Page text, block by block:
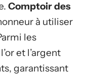
Comptoir des
à utiliser
les
et l’argent
garantissant